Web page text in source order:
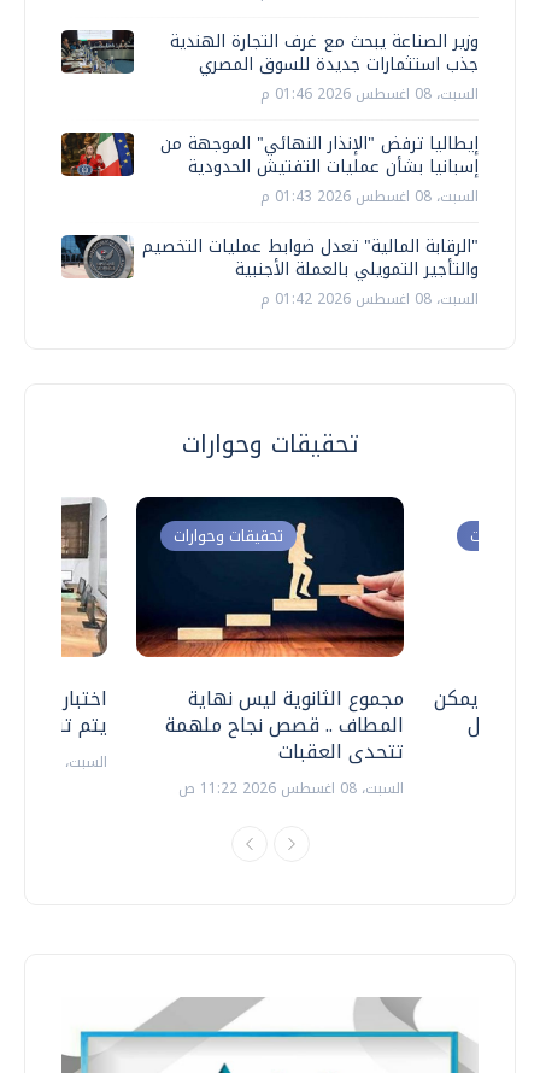
وزير الصناعة يبحث مع غرف التجارة الهندية
جذب استثمارات جديدة للسوق المصري
السبت، 08 اغسطس 2026 01:46 م
إيطاليا ترفض "الإنذار النهائي" الموجهة من
إسبانيا بشأن عمليات التفتيش الحدودية
السبت، 08 اغسطس 2026 01:43 م
"الرقابة المالية" تعدل ضوابط عمليات التخصيم
والتأجير التمويلي بالعملة الأجنبية
السبت، 08 اغسطس 2026 01:42 م
تحقيقات وحوارات
اختبارات
يتم
السبت، 18 يوليو 2026 09:22 ص
تحقيقات وحوارات
مجموع الثانوية ليس نهاية
المطاف .. قصص نجاح ملهمة
تتحدى العقبات
السبت، 08 اغسطس 2026 11:22 ص
وحوارات
.. هل يمكن
نتعامل